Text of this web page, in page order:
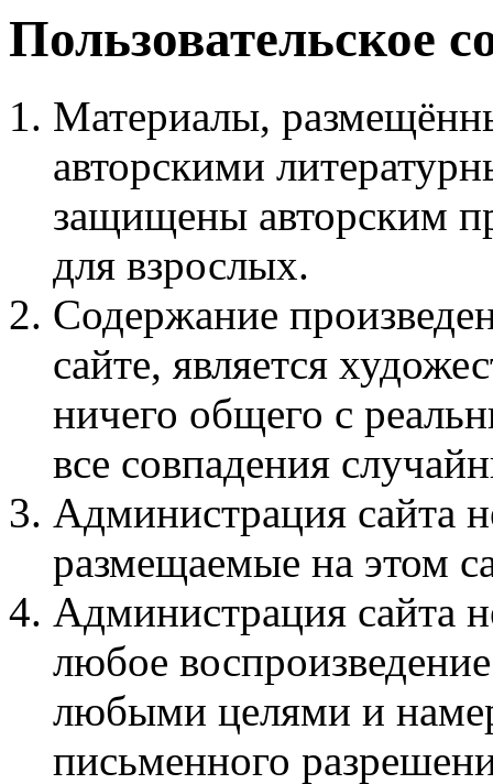
Пользовательское
Материалы,
авторскими
защищены авторским
для взрослых.
Содержание
сайте, является
ничего общего с
все совпадения
Администрация сайта
размещаемые на этом
Администрация сайта
любое
любыми целями и
письменного